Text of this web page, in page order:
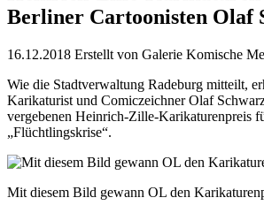
Berliner Cartoonisten Olaf
16.12.2018 Erstellt von Galerie Komische
Wie die Stadtverwaltung Radeburg mitteilt,
Karikaturist und Comiczeichner Olaf
vergebenen Heinrich-Zille-Karikaturenpreis
„Flüchtlingskrise“.
Mit diesem Bild gewann OL den